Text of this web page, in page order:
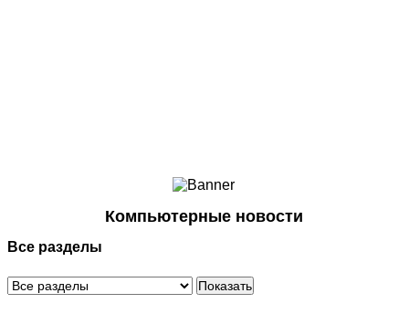
Смартфоны
Периферия
Программное обеспечение
Компьютерные новости
Все разделы